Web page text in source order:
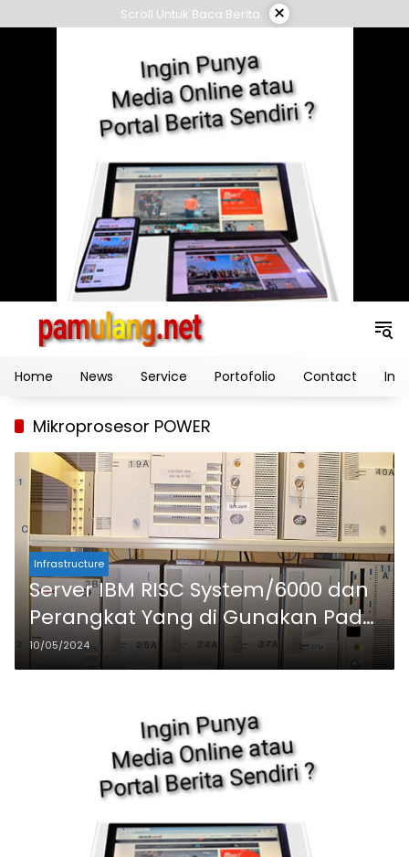
to
Scroll Untuk Baca Berita ×
Home News Service Portofolio Contact
Mikroprosesor POWER
Infrastructure
Server IBM RISC System/6000 dan
Perangkat Yang di Gunakan Pada
Sistem Komputerisasi
Perusahaan di Indonesia Era 1990
10/05/2024